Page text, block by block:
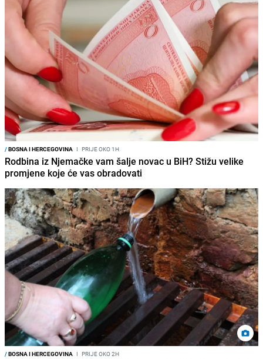
/BOSNA I HERCEGOVINA I PRIJE OKO 1H
Rodbina iz Njemačke vam šalje novac u BiH? Stižu velike
promjene koje će vas obradovati
/BOSNA I HERCEGOVINA I PRIJE OKO 2H